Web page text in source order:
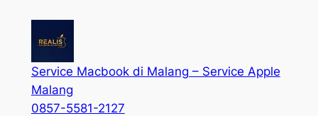
Service Macbook di Malang – Service Apple
Malang
0857-5581-2127